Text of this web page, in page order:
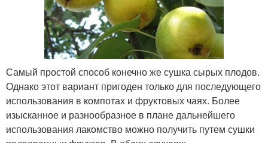
Самый простой способ конечно же сушка сырых плодов.
Однако этот вариант пригоден только для последующего
использования в компотах и фруктовых чаях. Более
изысканное и разнообразное в плане дальнейшего
использования лакомство можно получить путем сушки